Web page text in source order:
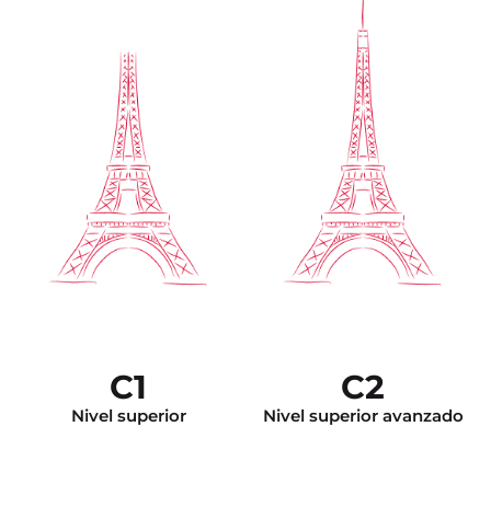
C1
Nivel superior
C2
Nivel superior avanzado